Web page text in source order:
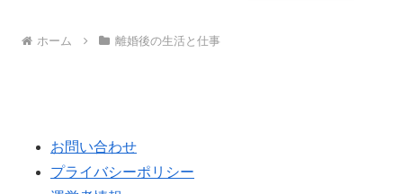
ホーム 離婚後の生活と仕事
お問い合わせ
プライバシーポリシー